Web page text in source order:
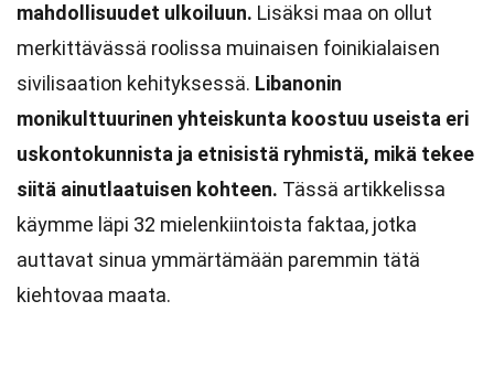
mahdollisuudet ulkoiluun. Lisäksi maa on ollut
merkittävässä roolissa muinaisen foinikialaisen
sivilisaation kehityksessä. Libanonin
monikulttuurinen yhteiskunta koostuu useista eri
uskontokunnista ja etnisistä ryhmistä, mikä tekee
siitä ainutlaatuisen kohteen. Tässä artikkelissa
käymme läpi 32 mielenkiintoista faktaa, jotka
auttavat sinua ymmärtämään paremmin tätä
kiehtovaa maata.